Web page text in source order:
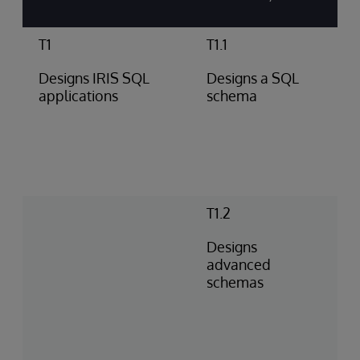
T1
Designs IRIS SQL
applications
T1.1
Designs a SQL
schema
T1.2
Designs
advanced
schemas